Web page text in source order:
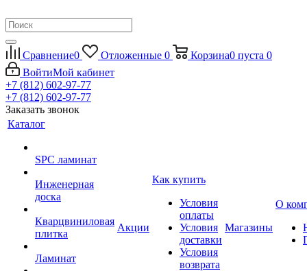
Сравнение0 Отложенные 0 Корзина0 пуста 0
ВойтиМой кабинет
+7 (812) 602-97-77
+7 (812) 602-97-77
Заказать звонок
Каталог
SPC ламинат
Инженерная
доска
Кварцвиниловая
плитка
Ламинат
Акции
Как купить
Условия
оплаты
Условия
доставки
Условия
возврата
Магазины
О